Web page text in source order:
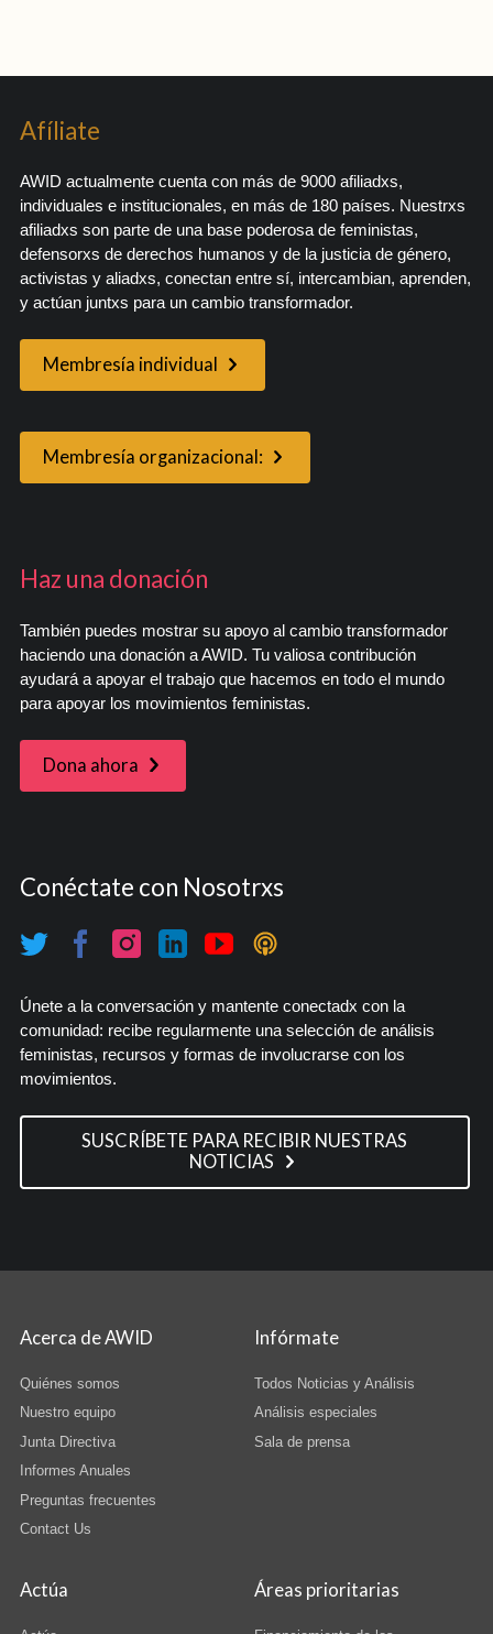
Afíliate
AWID actualmente cuenta con más de 9000 afiliadxs,
individuales e institucionales, en más de 180 países. Nuestrxs
afiliadxs son parte de una base poderosa de feministas,
defensorxs de derechos humanos y de la justicia de género,
activistas y aliadxs, conectan entre sí, intercambian, aprenden,
y actúan juntxs para un cambio transformador.
Membresía individual
Membresía organizacional:
Haz una donación
También puedes mostrar su apoyo al cambio transformador
haciendo una donación a AWID. Tu valiosa contribución
ayudará a apoyar el trabajo que hacemos en todo el mundo
para apoyar los movimientos feministas.
Dona ahora
Conéctate con Nosotrxs
Únete a la conversación y mantente conectadx con la
comunidad: recibe regularmente una selección de análisis
feministas, recursos y formas de involucrarse con los
movimientos.
SUSCRÍBETE PARA RECIBIR NUESTRAS
NOTICIAS
Acerca de AWID
Quiénes somos
Nuestro equipo
Junta Directiva
Informes Anuales
Preguntas frecuentes
Contact Us
Infórmate
Todos Noticias y Análisis
Análisis especiales
Sala de prensa
Actúa Áreas prioritarias